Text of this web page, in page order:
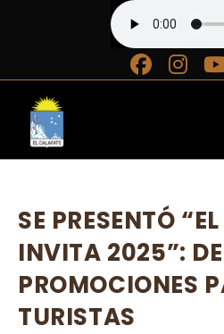
contenido
SE PRESENTÓ
INVITA 2025”:
PROMOCIONES
TURISTAS